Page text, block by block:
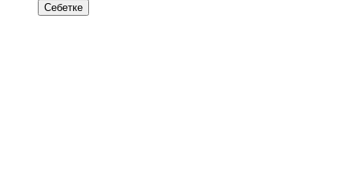
Себетке